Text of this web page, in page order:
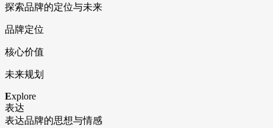
探索品牌的定位与未来
品牌定位
核心价值
未来规划
Explore
表达
表达品牌的思想与情感